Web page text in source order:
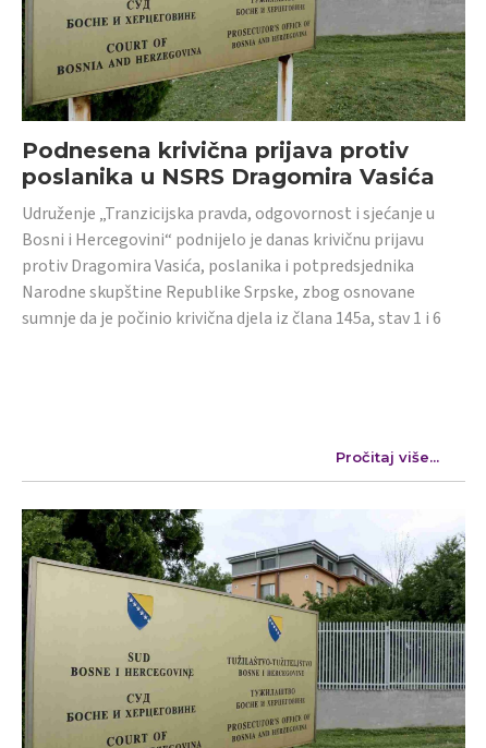
Podnesena krivična prijava protiv
poslanika u NSRS Dragomira Vasića
Udruženje „Tranzicijska pravda, odgovornost i sjećanje u
Bosni i Hercegovini“ podnijelo je danas krivičnu prijavu
protiv Dragomira Vasića, poslanika i potpredsjednika
Narodne skupštine Republike Srpske, zbog osnovane
sumnje da je počinio krivična djela iz člana 145a, stav 1 i 6
Pročitaj više...